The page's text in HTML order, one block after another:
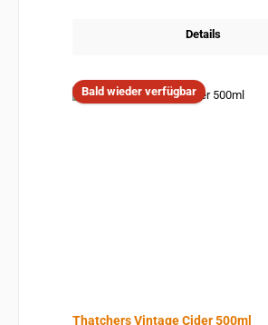
Details
Bald wieder verfügbar
Thatchers Vintage Cider 500ml